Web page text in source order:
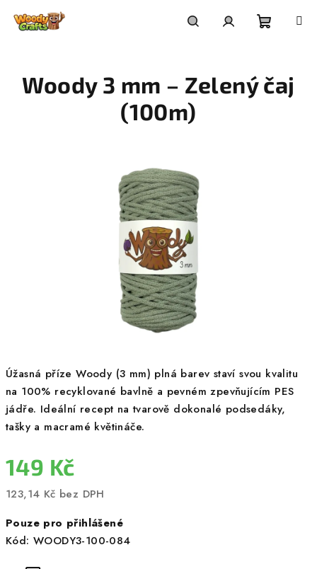
košík
Úžasná příze Woody (3 mm) plná barev staví svou kvalitu
na 100% recyklované bavlně a pevném zpevňujícím PES
jádře. Ideální recept na tvarově dokonalé podsedáky,
tašky a macramé květináče.
149 Kč
123,14 Kč bez DPH
cena:
Pouze pro přihlášené
Kód: WOODY3-100-084
Woody 3 mm – Zelený čaj
(100m)